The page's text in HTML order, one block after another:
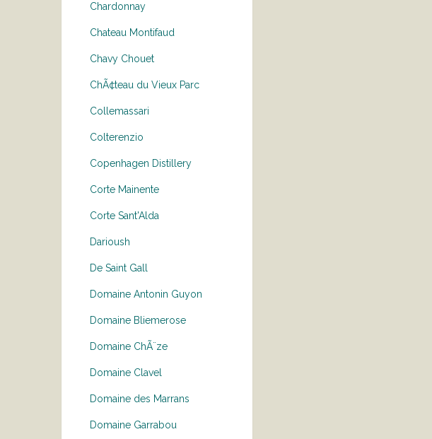
Chardonnay
Chateau Montifaud
Chavy Chouet
ChÃ¢teau du Vieux Parc
Collemassari
Colterenzio
Copenhagen Distillery
Corte Mainente
Corte Sant'Alda
Darioush
De Saint Gall
Domaine Antonin Guyon
Domaine Bliemerose
Domaine ChÃ¨ze
Domaine Clavel
Domaine des Marrans
Domaine Garrabou